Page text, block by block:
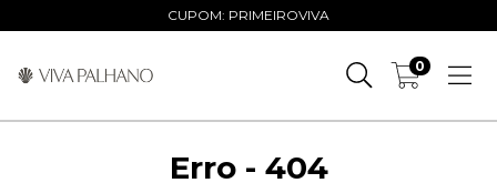
CUPOM: PRIMEIROVIVA
0
Erro - 404